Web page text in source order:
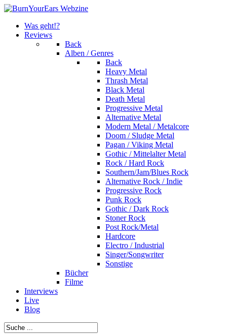
Was geht!?
Reviews
Back
Alben / Genres
Back
Heavy Metal
Thrash Metal
Black Metal
Death Metal
Progressive Metal
Alternative Metal
Modern Metal / Metalcore
Doom / Sludge Metal
Pagan / Viking Metal
Gothic / Mittelalter Metal
Rock / Hard Rock
Southern/Jam/Blues Rock
Alternative Rock / Indie
Progressive Rock
Punk Rock
Gothic / Dark Rock
Stoner Rock
Post Rock/Metal
Hardcore
Electro / Industrial
Singer/Songwriter
Sonstige
Bücher
Filme
Interviews
Live
Blog